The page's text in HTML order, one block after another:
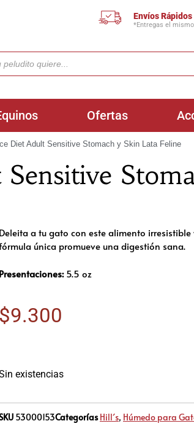
Envíos
*Entregas el
Ofertas
Diet Adult Sensitive Stomach y Skin Lata Feline
Deleita a tu gato con este alimento
única promueve una digestión sana.
Presentaciones:5.5 oz
$9.300
existencias
53000153Categorías Hill´s, Húmedo para